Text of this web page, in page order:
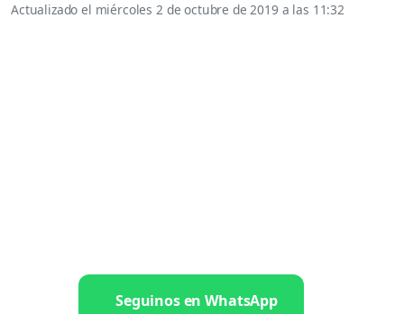
Actualizado el miércoles 2 de octubre de 2019 a las 11:32
Seguinos en WhatsApp